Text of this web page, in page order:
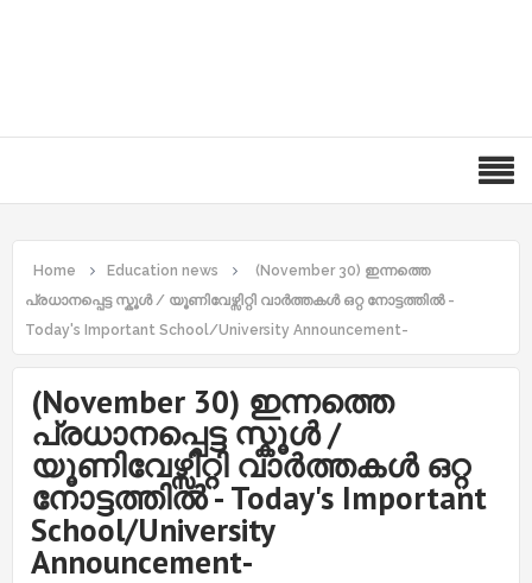
Home Education news
(November 30) ഇന്നത്തെ
പ്രധാനപ്പെട്ട സ്കൂൾ / യൂണിവേഴ്സിറ്റി വാർത്തകൾ ഒറ്റ നോട്ടത്തിൽ -
Today's Important School/University Announcement-
(November 30) ഇന്നത്തെ
പ്രധാനപ്പെട്ട സ്കൂൾ /
യൂണിവേഴ്സിറ്റി വാർത്തകൾ ഒറ്റ
നോട്ടത്തിൽ - Today's Important
School/University
Announcement-